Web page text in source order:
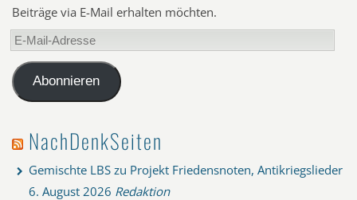
Beiträge via E-Mail erhalten möchten.
E-
Mail-
AdresseAbonnieren
NachDenkSeiten
Gemischte LBS zu Projekt Friedensnoten, Antikriegslieder
6. August 2026 Redaktion